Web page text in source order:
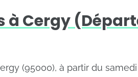
à Cergy
(95000), à partir du